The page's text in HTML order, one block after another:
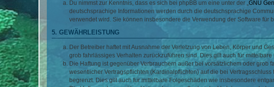
Du nimmst zur Kenntnis, dass es sich bei phpBB um eine unter der „ GNU
deutschsprachige Informationen werden durch die deutschsprachige
verwendet wird. Sie können insbesondere die Verwendung der Software für
5. GEWÄHRLEISTUNG
Der Betreiber haftet mit Ausnahme der Verletzung von Leben, Körper und
grob fahrlässiges Verhalten zurückzuführen sind. Dies gilt auch für
Die Haftung ist gegenüber Verbrauchern außer bei vorsätzlichem oder
wesentlicher Vertragspflichten (Kardinalpflichten) auf die bei
begrenzt. Dies gilt auch für mittelbare Folgeschäden wie insbesondere